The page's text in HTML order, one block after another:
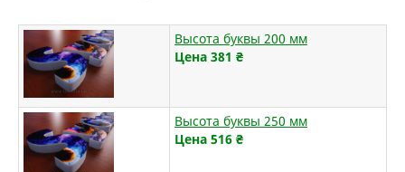
Высота буквы 200 мм
Цена 381 ₴
Высота буквы 250 мм
Цена 516 ₴